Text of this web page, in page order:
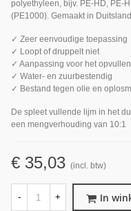
polyethyleen, bijv. PE-HD, PE-
(PE1000). Gemaakt in Duitsland
✓ Zeer eenvoudige toepassing
✓ Loopt of druppelt niet
✓ Aanpassing voor het
✓ Water- en zuurbestendig
✓ Bestand tegen olie en
De spleet vullende lijm in het
een mengverhouding van 10:1
€ 35,03 (incl. btw)
- + In